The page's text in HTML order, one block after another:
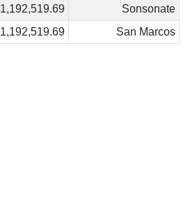
Sonsonate
1,192,519.69
San Marcos
1,192,519.69